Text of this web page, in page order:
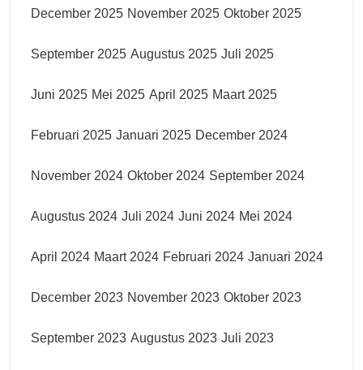
December 2025 November 2025 Oktober 2025
September 2025 Augustus 2025 Juli 2025
Juni 2025 Mei 2025 April 2025 Maart 2025
Februari 2025 Januari 2025 December 2024
November 2024 Oktober 2024 September 2024
Augustus 2024 Juli 2024 Juni 2024 Mei 2024
April 2024 Maart 2024 Februari 2024 Januari 2024
December 2023 November 2023 Oktober 2023
September 2023 Augustus 2023 Juli 2023